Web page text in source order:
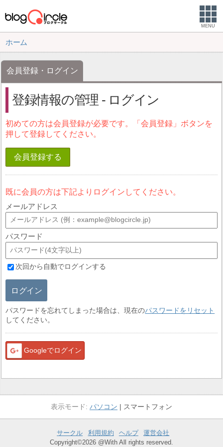
MENU
ホーム
会員登録・ログイン
登録情報の管理 - ログイン
初めての方は会員登録が必要です。「会員登録」ボタンを
押して登録してください。
会員登録する
既に会員の方は下記よりログインしてください。
メールアドレス
パスワード
次回から自動でログインする
ログイン
パスワードを忘れてしまった場合は、現在のパスワードをリセット
してください。
Googleでログイン
パソコン スマートフォン
サークル 利用規約 ヘルプ
運営会社
Copyright©2026 @With All rights reserved.